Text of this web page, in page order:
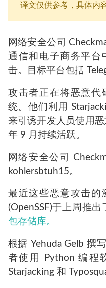
译文仅供参考，具体内
网络安全公司
通信和电子商务平台
击。目标平台包括
攻击者正在将恶意代
统。他们利用
来引诱开发人员使用
年 9 月持续活跃。
网络安全公司
kohlersbtuh15。
最近这些恶意攻击的
(OpenSSF)于上周推
包存储库。
根据 Yehuda Gelb 撰
者使用 Python 编程
Starjacking 和